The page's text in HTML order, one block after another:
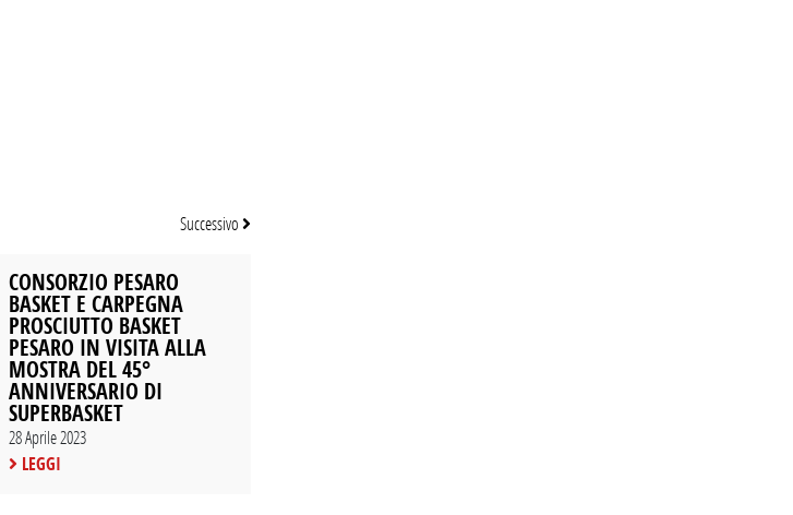
Successivo
CONSORZIO PESARO
BASKET E CARPEGNA
PROSCIUTTO BASKET
PESARO IN VISITA ALLA
MOSTRA DEL 45°
ANNIVERSARIO DI
SUPERBASKET
28 Aprile 2023
LEGGI